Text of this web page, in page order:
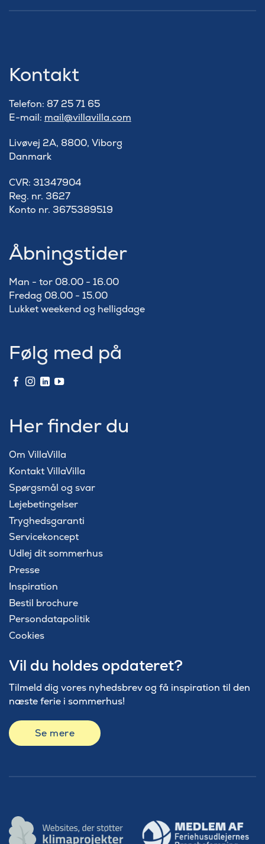
Kontakt
Telefon: 87 25 71 65
E-mail: mail@villavilla.com
Livøvej 2A, 8800, Viborg
Danmark
​CVR: 31347904
Reg. nr. 3627
Konto nr. 3675389519
Åbningstider
Man - tor 08.00 - 16.00
Fredag 08.00 - 15.00
Lukket weekend og helligdage
Følg med på
Her finder du
Om VillaVilla
Kontakt VillaVilla
Spørgsmål og svar
Lejebetingelser
Tryghedsgaranti
Servicekoncept
Udlej dit sommerhus
Presse
Inspiration
Bestil brochure
Persondatapolitik
Cookies
Vil du holdes opdateret?
Tilmeld dig vores nyhedsbrev og få inspiration til den
næste ferie i sommerhus!
Se mere